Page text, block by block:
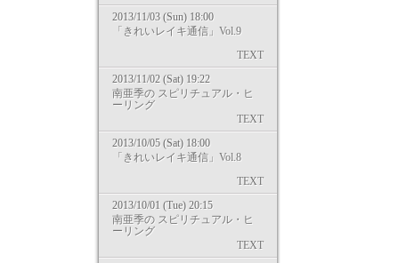
2013/11/03 (Sun) 18:00
「きれいレイキ通信」Vol.9
TEXT
2013/11/02 (Sat) 19:22
南亜季の スピリチュアル・ヒ
ーリング
TEXT
2013/10/05 (Sat) 18:00
「きれいレイキ通信」Vol.8
TEXT
2013/10/01 (Tue) 20:15
南亜季の スピリチュアル・ヒ
ーリング
TEXT